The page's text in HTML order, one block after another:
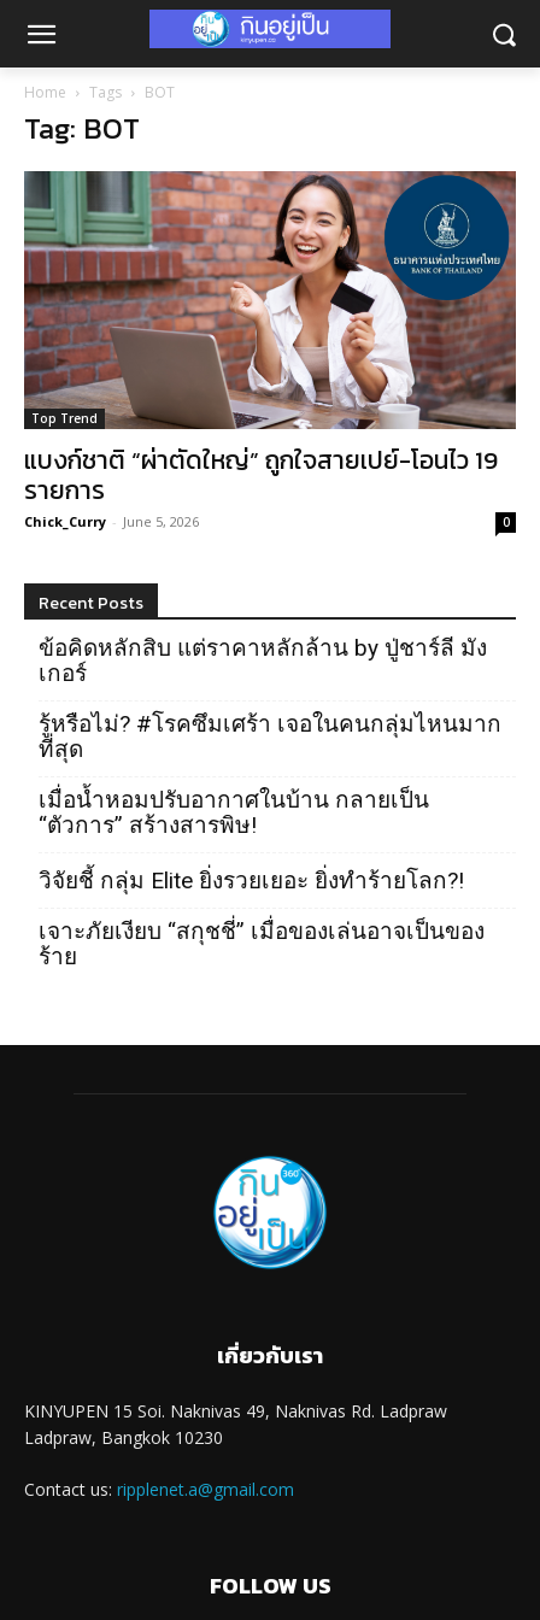
Home Tags BOT
Tag: BOT
Top Trend
แบงก์ชาติ “ผ่าตัดใหญ่” ถูกใจสายเปย์-โอนไว 19
รายการ
Chick_Curry - June 5, 2026 0
Recent Posts
ข้อคิดหลักสิบ แต่ราคาหลักล้าน by ปู่ชาร์ลี มัง
เกอร์
รู้หรือไม่? #โรคซึมเศร้า เจอในคนกลุ่มไหนมาก
ที่สุด
เมื่อน้ำหอมปรับอากาศในบ้าน กลายเป็น
“ตัวการ” สร้างสารพิษ!
วิจัยชี้ กลุ่ม Elite ยิ่งรวยเยอะ ยิ่งทำร้ายโลก?!
เจาะภัยเงียบ “สกุชชี่” เมื่อของเล่นอาจเป็นของ
ร้าย
เกี่ยวกับเรา
KINYUPEN 15 Soi. Naknivas 49, Naknivas Rd. Ladpraw
Ladpraw, Bangkok 10230
Contact us: ripplenet.a@gmail.com
FOLLOW US